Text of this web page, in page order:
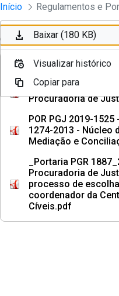
Pular para o Conteúdo
Instrumentos
Início Regulamentos e
Ordenar Filtro
Alterações
POR PGJ 2013-
Procuradoria de
POR PGJ 2019-1525
1274-2013 - Núcleo
Mediação e
_Portaria PGR
Procuradoria de
processo de
coordenador da
Cíveis.pdf
Baixar (760 KB)
Visualizar histórico
Copiar para
Baixar (180 KB)
Visualizar histórico
Copiar para